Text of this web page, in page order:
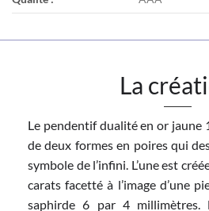
La
Le pendentif dualité en or jaune
de deux formes en poires qui
symbole de l’infini. L’une est
carats facetté à l’image d’une
saphirde 6 par 4 millimètres.